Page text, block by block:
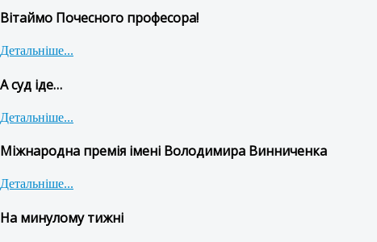
Вітаймо Почесного професора!
Детальніше...
А суд іде…
Детальніше...
Міжнародна премія імені Володимира Винниченка
Детальніше...
На минулому тижні